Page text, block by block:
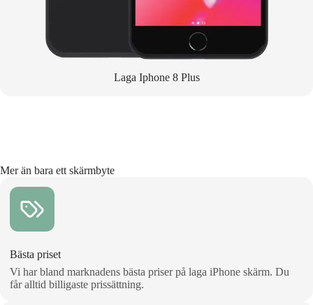
Laga Iphone 8 Plus
Mer än bara ett skärmbyte
Bästa priset
Vi har bland marknadens bästa priser på laga iPhone skärm. Du
får alltid billigaste prissättning.